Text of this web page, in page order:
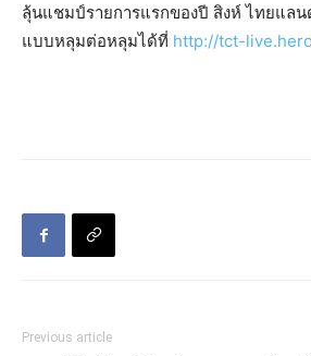
ลุ้นแชมป์รายการแรกของปี สิงห์ ไทยแลน
แบบหลุมต่อหลุมได้ที่ http://tct-
Previous article